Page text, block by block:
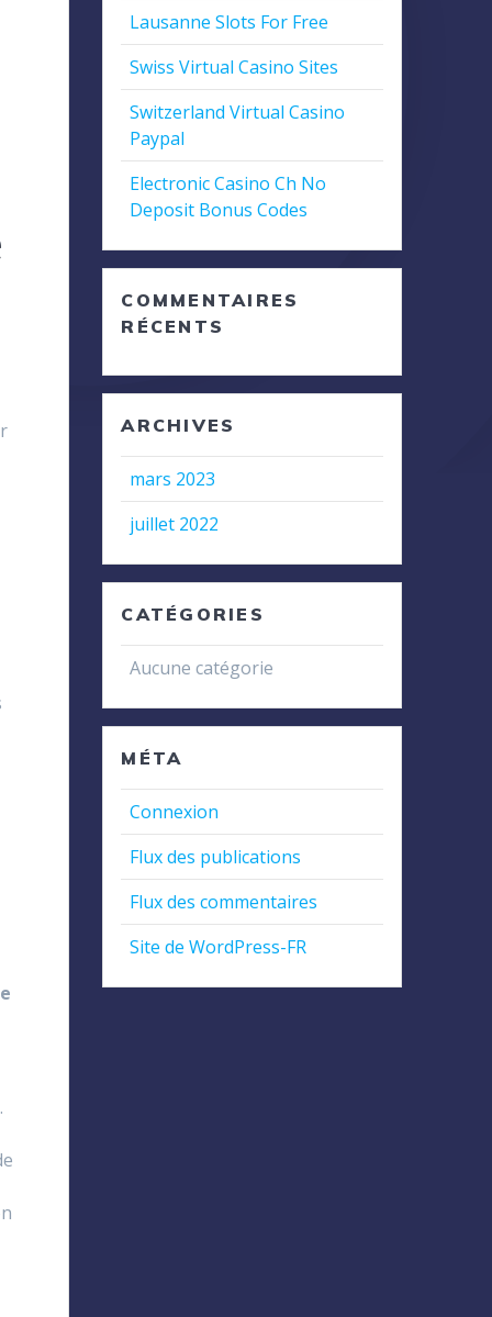
Lausanne Slots For Free
Swiss Virtual Casino Sites
Switzerland Virtual Casino
Paypal
Electronic Casino Ch No
Deposit Bonus Codes
COMMENTAIRES
RÉCENTS
ARCHIVES
mars 2023
juillet 2022
CATÉGORIES
Aucune catégorie
MÉTA
Connexion
Flux des publications
Flux des commentaires
Site de WordPress-FR